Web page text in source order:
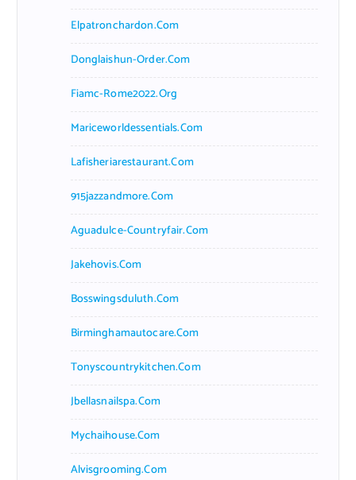
Elpatronchardon.com
Donglaishun-Order.com
Fiamc-Rome2022.org
Mariceworldessentials.com
Lafisheriarestaurant.com
915jazzandmore.com
Aguadulce-Countryfair.com
Jakehovis.com
Bosswingsduluth.com
Birminghamautocare.com
Tonyscountrykitchen.com
Jbellasnailspa.com
Mychaihouse.com
Alvisgrooming.com